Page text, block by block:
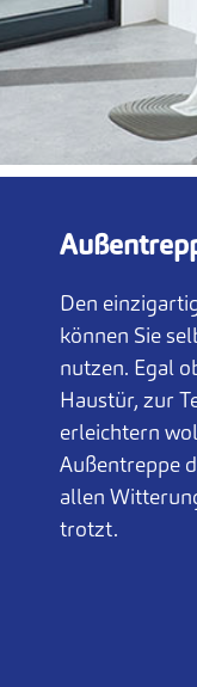
Den
können Sie
nutzen. Egal
Haustür, zur
erleichtern
Außentreppe
allen
trotzt.